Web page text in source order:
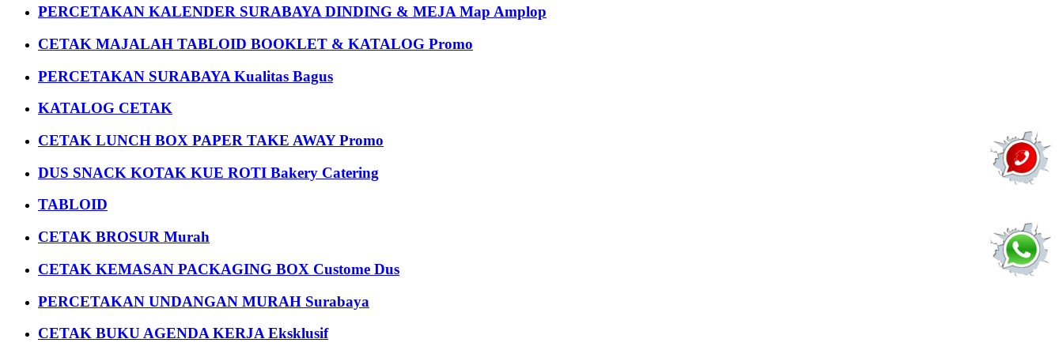
PERCETAKAN KALENDER SURABAYA DINDING & MEJA Map Amplop
CETAK MAJALAH TABLOID BOOKLET & KATALOG Promo
PERCETAKAN SURABAYA Kualitas Bagus
KATALOG CETAK
CETAK LUNCH BOX PAPER TAKE AWAY Promo
DUS SNACK KOTAK KUE ROTI Bakery Catering
TABLOID
CETAK BROSUR Murah
CETAK KEMASAN PACKAGING BOX Custome Dus
PERCETAKAN UNDANGAN MURAH Surabaya
CETAK BUKU AGENDA KERJA Eksklusif